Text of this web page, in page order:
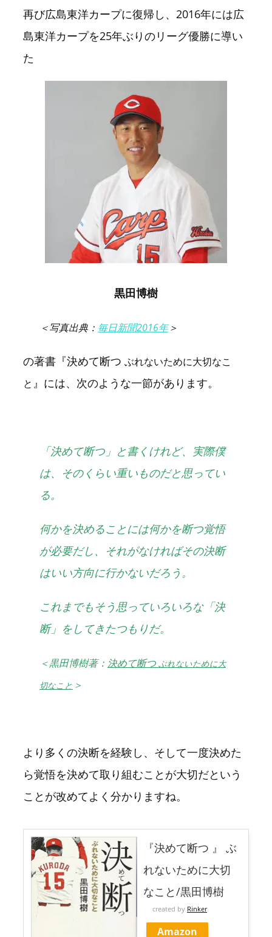
再び広島東洋カープに復帰し、2016年には広
島東洋カープを25年ぶりのリーグ優勝に導い
た
黒田博樹
＜写真出典： 毎日新聞2016年＞
の著書『決めて断つ ぶれないために大切なこ
と 』には、次のような一節があります。
「決めて断つ」と書くけれど、実際僕
は、そのくらい重いものだと思ってい
る。
何かを決めることには何かを断つ覚悟
が必要だし、それがなければその決断
はいい方向に行かないだろう。
これまでもそう思っていろいろな「決
断」をしてきたつもりだ。
＜黒田博樹著： 決めて断つ ぶれないために大
切なこと ＞
より多くの決断を経験し、そして一度決めた
ら覚悟を決めて取り組むことが大切だという
ことが改めてよく分かりますね。
『決めて断つ 』 ぶ
れないために大切
なこと/黒田博樹
created by Rinker
Amazon